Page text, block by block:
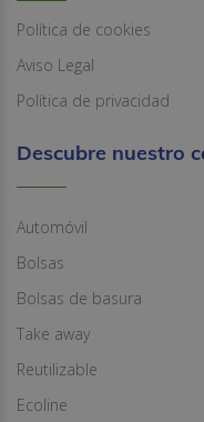
Política de cookies
Aviso Legal
Política de privacidad
Descubre nuestro
Automóvil
Bolsas
Bolsas de basura
Take away
Reutilizable
Ecoline